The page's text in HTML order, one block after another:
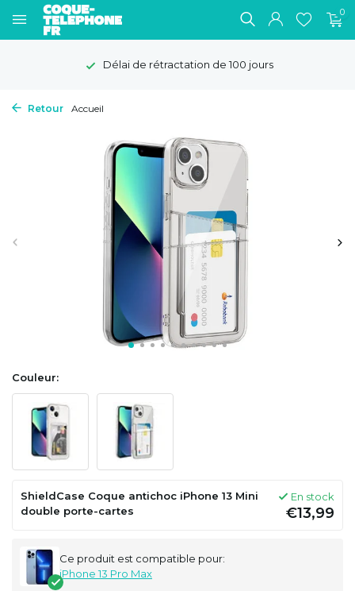
0
Délai de rétractation de 100 jours
Retour Accueil
Couleur:
ShieldCase Coque antichoc iPhone 13 Mini
double porte-cartes
En stock
€13,99
Ce produit est compatible pour:
iPhone 13 Pro Max